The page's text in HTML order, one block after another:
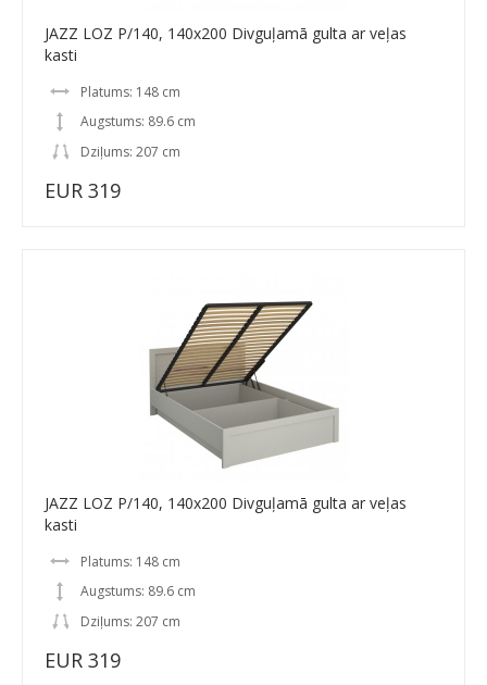
JAZZ LOZ P/140, 140x200 Divguļamā gulta ar veļas
kasti
Platums: 148 cm
Augstums: 89.6 cm
Dziļums: 207 cm
EUR 319
JAZZ LOZ P/140, 140x200 Divguļamā gulta ar veļas
kasti
Platums: 148 cm
Augstums: 89.6 cm
Dziļums: 207 cm
EUR 319